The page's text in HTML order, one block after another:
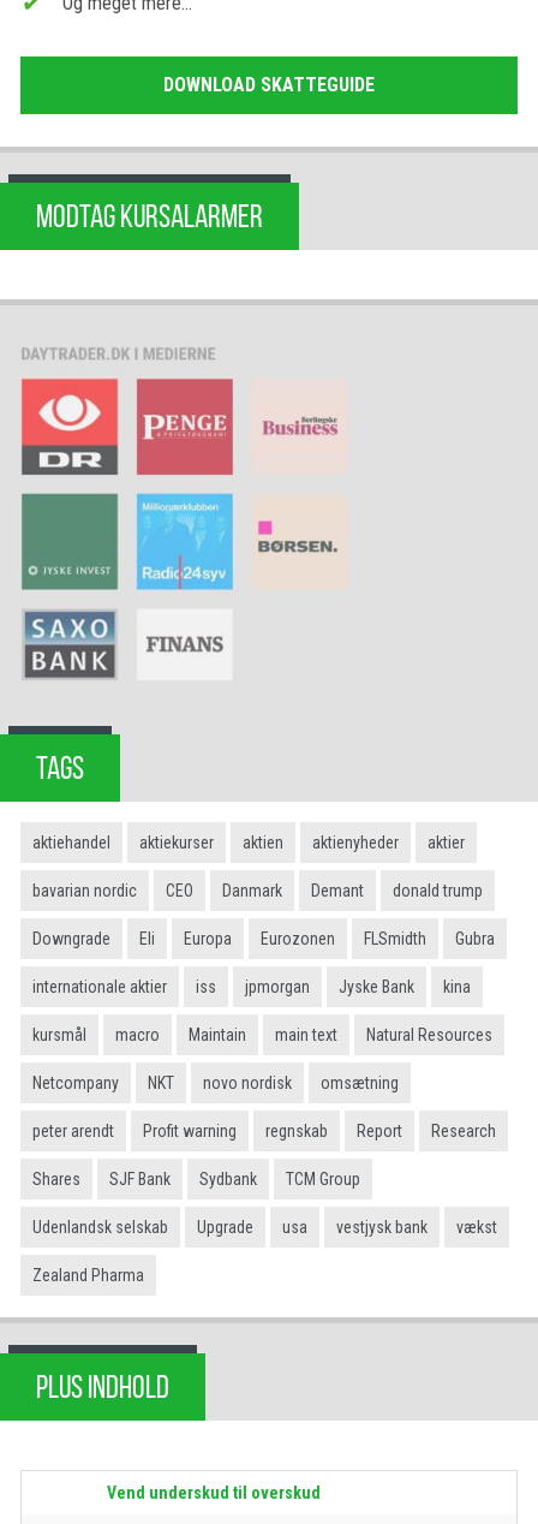
DOWNLOAD SKATTEGUIDE
MODTAG KURSALARMER
TAGS
aktiehandel aktiekurser aktien aktienyheder aktier
bavarian nordic CEO Danmark Demant donald trump
Downgrade Eli Europa Eurozonen FLSmidth Gubra
internationale aktier iss jpmorgan Jyske Bank kina
kursmål macro Maintain main text Natural Resources
Netcompany NKT novo nordisk omsætning
peter arendt Profit warning regnskab Report Research
Shares SJF Bank Sydbank TCM Group
Udenlandsk selskab Upgrade usa vestjysk bank vækst
Zealand Pharma
PLUS INDHOLD
Vend underskud til overskud